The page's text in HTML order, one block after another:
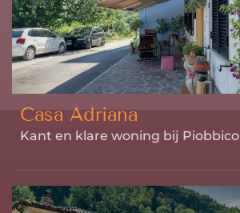
Casa Adriana
Kant en klare woning bij Piobbico